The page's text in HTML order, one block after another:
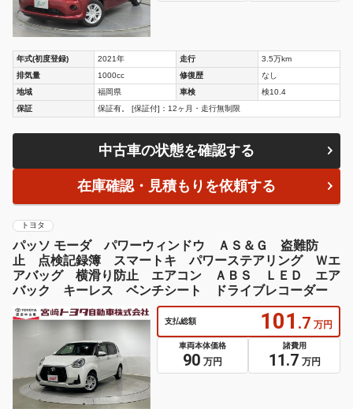
年式(初度登録) 2021年 走行
3.5万km
排気量
1000cc 修復歴
なし
地域
福岡県 車検
検10.4
保証
保証有。 [保証付]：12ヶ月・走行無制限
中古車の状態を確認する
在庫確認・見積もりを依頼する
トヨタ
パッソ モーダ パワーウィンドウ ＡＳ＆Ｇ 盗難防
止 点検記録簿 スマートキ パワーステアリング Ｗエ
アバッグ 横滑り防止 エアコン ＡＢＳ ＬＥＤ エア
バック キーレス ベンチシート ドライブレコーダー
支払総額 101 .7 万円
車両本体価格
90 万円
諸費用
11.7 万円